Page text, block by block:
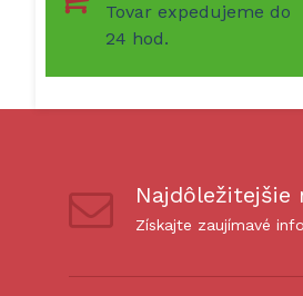
Tovar expedujeme do
24 hod.
Najdôležitejšie
Získajte zaujímavé